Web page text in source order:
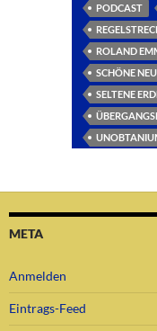
PODCAST
ROLAND
SCHÖNE
SELTENE
META
Anmelden
Eintrags-Feed